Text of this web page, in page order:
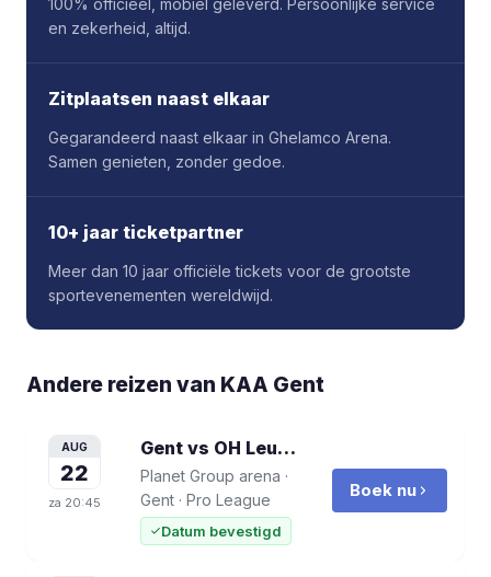
100% officieel, mobiel geleverd. Persoonlijke service
en zekerheid, altijd.
Zitplaatsen naast elkaar
Gegarandeerd naast elkaar in Ghelamco Arena.
Samen genieten, zonder gedoe.
10+ jaar ticketpartner
Meer dan 10 jaar officiële tickets voor de grootste
sportevenementen wereldwijd.
Andere reizen van KAA Gent
AUG
22
za 20:45
Gent vs OH Leuven
Planet Group arena ·
Gent · Pro League
Datum bevestigd
Boek nu